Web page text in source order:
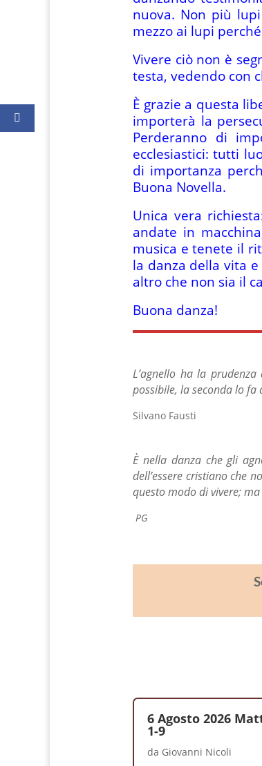
nuova. Non più
mezzo ai lupi
Vivere ciò non è
testa, vedendo con
È grazie a questa
importerà la
Perderanno di
ecclesiastici: tutti
di importanza
Buona Novella.
Unica vera
andate in
musica e tenete il
la danza della vita
altro che non sia il
Buona danza!
L’agnello ha la
possibile, la seconda lo
Silvano Fausti
È nella danza che gli
dell’essere cristiano che
questo modo di vivere;
PG
6 Agosto 2026
1-9
da Giovanni Nicoli